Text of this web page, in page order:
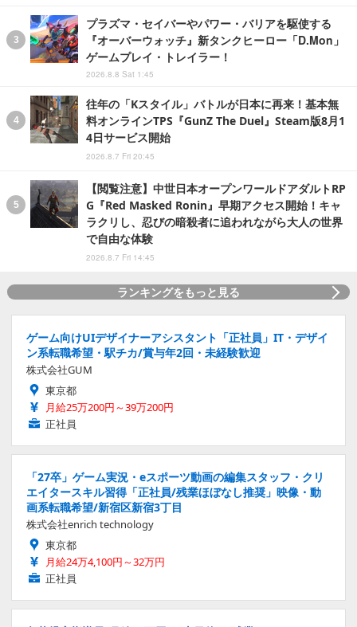
プラズマ・セイバーやパワー・バリアを駆使する
『オーバーウォッチ』新タンクヒーロー「D.Mon」
ゲームプレイ・トレイラー！
2026.8.8 Sat 1:45
往年の「Kスタイル」バトルが日本に再来！基本無
料オンラインTPS『GunZ The Duel』Steam版8月1
4日サービス開始
2026.8.7 Fri 20:45
【閲覧注意】中世日本オープンワールドアダルトRP
G『Red Masked Ronin』早期アクセス開始！キャ
ラクリし、忍びの暗殺者に追われながら大人の世界
で自由な体験
2026.8.7 Fri 14:45
ランキングをもっと見る
ゲーム向けUIデザイナーアシスタント「正社員」IT・デザイ
ン系転職希望・駅チカ/賞与年2回・未経験歓迎
株式会社GUM
東京都
月給25万200円～39万200円
正社員
「27卒」ゲーム実況・eスポーツ動画の編集スタッフ・クリ
エイタースキル習得「正社員/残業ほぼなし推奨」映像・動
画系転職希望/新宿区新宿3丁目
株式会社enrich technology
東京都
月給24万4,100円～32万円
正社員